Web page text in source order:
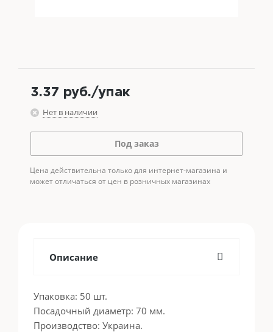
3.37 руб./упак
Нет в наличии
Под заказ
Цена действительна только для интернет-магазина и
может отличаться от цен в розничных магазинах
Описание
Упаковка: 50 шт.
Посадочный диаметр: 70 мм.
Производство: Украина.